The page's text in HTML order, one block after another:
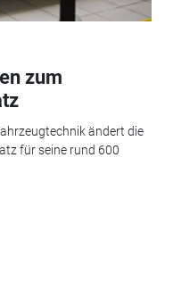
zum
ändert die
für seine rund 600